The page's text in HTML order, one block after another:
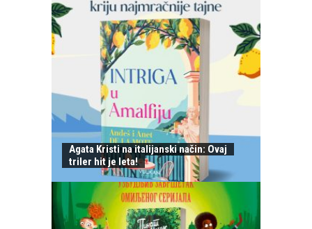
Agata Kristi na italijanski način: Ovaj
triler hit je leta!